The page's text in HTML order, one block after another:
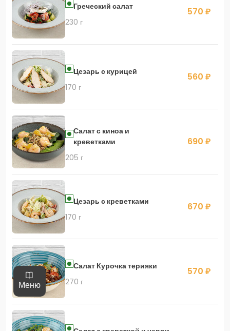
Меню
Греческий салат
230 г
570 ₽
Цезарь с курицей
170 г
560 ₽
Салат с киноа и
креветками
205 г
690 ₽
Цезарь с креветками
170 г
670 ₽
Салат Курочка терияки
270 г
570 ₽